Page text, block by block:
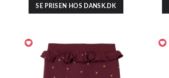
SE PRISEN HOS DANSK.DK